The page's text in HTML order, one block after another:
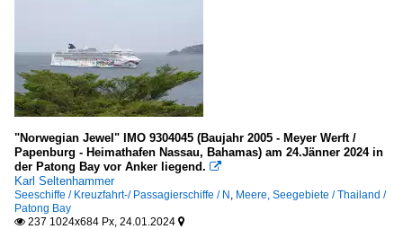
"Norwegian Jewel" IMO 9304045 (Baujahr 2005 - Meyer Werft /
Papenburg - Heimathafen Nassau, Bahamas) am 24.Jänner 2024 in
der Patong Bay vor Anker liegend. 
Karl Seltenhammer
Seeschiffe / Kreuzfahrt-/ Passagierschiffe / N Meere, Seegebiete / Thailand /
Patong Bay
 237 1024x684 Px, 24.01.2024 